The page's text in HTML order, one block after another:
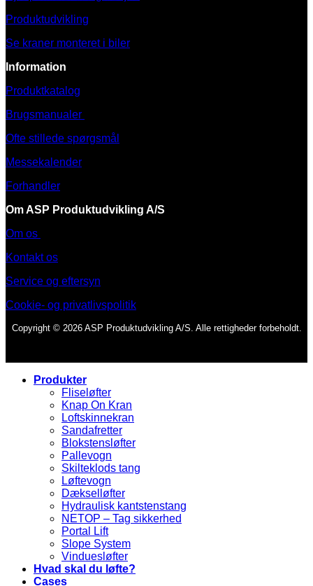
Produktudvikling
Se kraner monteret i biler
Information
Produktkatalog
Brugsmanualer
Ofte stillede spørgsmål
Messekalender
Forhandler
Om ASP Produktudvikling A/S
Om os
Kontakt os
Service og eftersyn
Cookie- og privatlivspolitik
Copyright © 2026 ASP Produktudvikling A/S. Alle rettigheder forbeholdt.
Produkter
Fliseløfter
Knap On Kran
Loftskinnekran
Sandafretter
Blokstensløfter
Pallevogn
Skilteklods tang
Løftevogn
Dækselløfter
Hydraulisk kantstenstang
NETOP – Tag sikkerhed
Portal Lift
Slope System
Vinduesløfter
Hvad skal du løfte?
Cases